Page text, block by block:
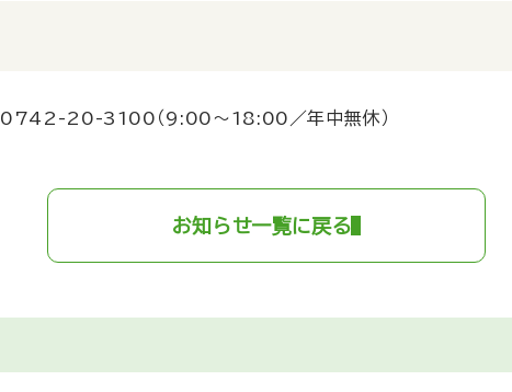
0742-20-3100 （9:00～18:00／年中無休）
お知らせ一覧に戻る